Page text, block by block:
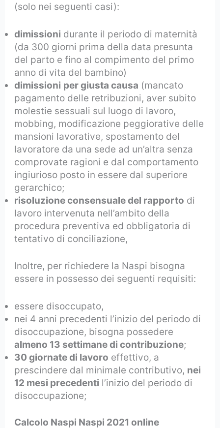
(solo nei seguenti casi):
dimissioni durante il periodo di maternità
(da 300 giorni prima della data presunta
del parto e fino al compimento del primo
anno di vita del bambino)
dimissioni per giusta causa (mancato
pagamento delle retribuzioni, aver subito
molestie sessuali sul luogo di lavoro,
mobbing, modificazione peggiorative delle
mansioni lavorative, spostamento del
lavoratore da una sede ad un’altra senza
comprovate ragioni e dal comportamento
ingiurioso posto in essere dal superiore
gerarchico;
risoluzione consensuale del rapporto di
lavoro intervenuta nell’ambito della
procedura preventiva ed obbligatoria di
tentativo di conciliazione,
Inoltre, per richiedere la Naspi bisogna
essere in possesso dei seguenti requisiti:
essere disoccupato,
nei 4 anni precedenti l’inizio del periodo di
disoccupazione, bisogna possedere
almeno 13 settimane di contribuzione;
30 giornate di lavoro effettivo, a
prescindere dal minimale contributivo, nei
12 mesi precedenti l’inizio del periodo di
disoccupazione;
Calcolo Naspi Naspi 2021 online